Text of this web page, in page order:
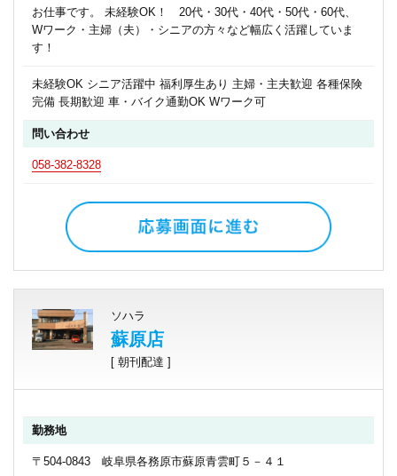
お仕事です。 未経験OK！ 20代・30代・40代・50代・60代、
Wワーク・主婦（夫）・シニアの方々など幅広く活躍していま
す！
未経験OK シニア活躍中 福利厚生あり 主婦・主夫歓迎 各種保険
完備 長期歓迎 車・バイク通勤OK Wワーク可
問い合わせ
058-382-8328
ソハラ
蘇原店
[ 朝刊配達 ]
勤務地
〒504-0843 岐阜県各務原市蘇原青雲町５－４１